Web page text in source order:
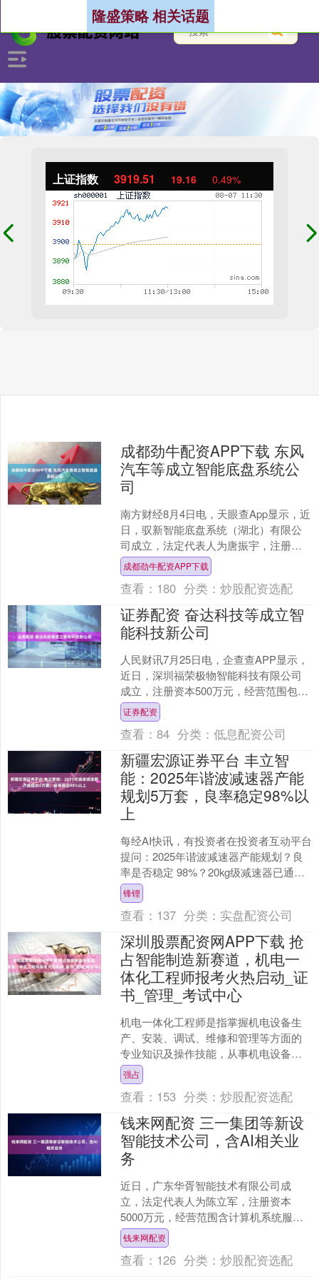
上证指数 3919.51 19.16 0.49%
隆盛策略 相关话题
成都劲牛配资APP下载 东风
汽车等成立智能底盘系统公
司
南方财经8月4日电，天眼查App显示，近
日，驭新智能底盘系统（湖北）有限公
司成立，法定代表人为唐振宇，注册资
本5亿人民币，经营范围包括汽车零部件
及配件制造、汽车....
成都劲牛配资APP下载
查看： 180 分类：炒股配资选配
证券配资 奋达科技等成立智
能科技新公司
人民财讯7月25日电，企查查APP显示，
近日，深圳福荣极物智能科技有限公司
成立，注册资本500万元，经营范围包
含：数字文化创意软件开发；数字创意
产品展览展示服务....
证券配资
查看：84 分类：低息配资公司
新疆宏源证券平台 丰立智
能：2025年谐波减速器产能
规划5万套，良率稳定98%以
上
每经AI快讯，有投资者在投资者互动平台
提问：2025年谐波减速器产能规划？良
率是否稳定 98%？20kg级减速器已通过
百万次循环测试？ 丰立智能（301368.....
锋锂
查看： 137 分类： 实盘配资公司
深圳股票配资网APP下载 抢
占智能制造新赛道，机电一
体化工程师报考火热启动_证
书_管理_考试中心
机电一体化工程师是指掌握机电设备生
产、安装、调试、维修和管理等方面的
专业知识及操作技能，从事机电设备维
修和管理工作的高级技术应用性专门人
才。他们主要负责项目的机....
强占
查看： 153 分类：炒股配资选配
钱来网配资 三一集团等新设
智能技术公司，含AI相关业
务
近日，广东华胥智能技术有限公司成
立，法定代表人为陈立军，注册资本
5000万元，经营范围含计算机系统服
务、信息系统运行维护服务、人工智能
行业应用系统集成服务等。企....
钱来网配资
查看： 126 分类：炒股配资选配